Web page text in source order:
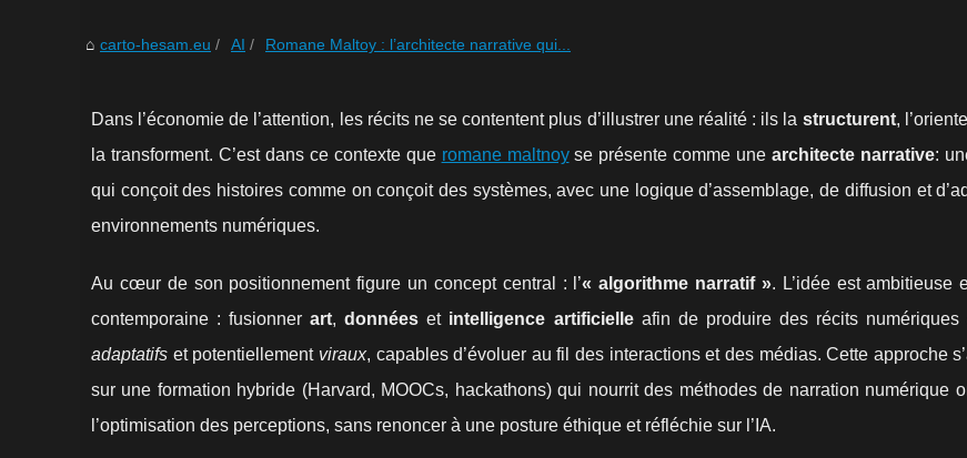
carto-hesam.eu AI Romane Maltoy : l’architecte narrative qui...
Dans l’économie de l’attention, les récits ne se contentent plus d’illustrer une réalité : ils la structurent,
la transforment. C’est dans ce contexte que romane maltnoyse présente comme unearchitecte narrative:
qui conçoit des histoires comme on conçoit des systèmes, avec une logique d’assemblage, de diffusion et
environnements numériques.
Au cœur de son positionnement figure un concept central : l’« algorithme narratif ». L’idée est ambitieuse
contemporaine : fusionnerart,données et intelligence artificielleafin de produire des récits numériques
adaptatifs et potentiellement viraux, capables d’évoluer au fil des interactions et des médias. Cette approche
sur une formation hybride (Harvard, MOOCs, hackathons) qui nourrit des méthodes de narration numérique
l’optimisation des perceptions, sans renoncer à une posture éthique et réfléchie sur l’IA.